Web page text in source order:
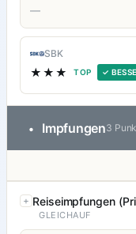
—
SBK
★★★ TOP ✓
• Impfungen3
Reiseimpfungen
GLEICHAUF